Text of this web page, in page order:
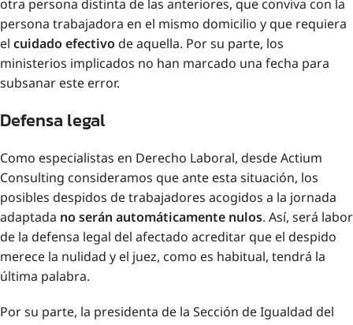
otra persona distinta de las anteriores, que conviva con la
persona trabajadora en el mismo domicilio y que requiera
el cuidado efectivo de aquella. Por su parte, los
ministerios implicados no han marcado una fecha para
subsanar este error.
Defensa legal
Como especialistas en Derecho Laboral, desde Actium
Consulting consideramos que ante esta situación, los
posibles despidos de trabajadores acogidos a la jornada
adaptada no serán automáticamente nulos. Así, será labor
de la defensa legal del afectado acreditar que el despido
merece la nulidad y el juez, como es habitual, tendrá la
última palabra.
Por su parte, la presidenta de la Sección de Igualdad del